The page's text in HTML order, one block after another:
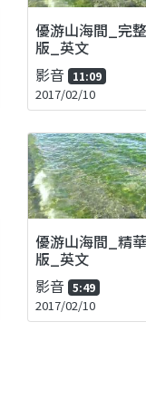
優游山海間_完整
版_英文
影音 11:09
2017/02/10
優游山海間_精華
版_英文
影音 5:49
2017/02/10